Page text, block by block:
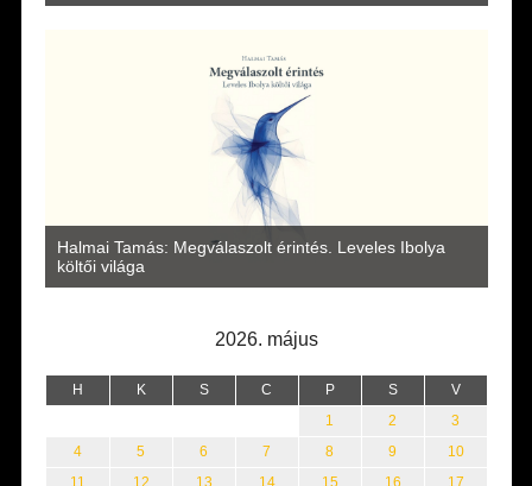
Halmai Tamás: Megválaszolt érintés. Leveles Ibolya
költői világa
2026. május
H K S C P S V
1 2
3
4
5 6 7 8 9
10